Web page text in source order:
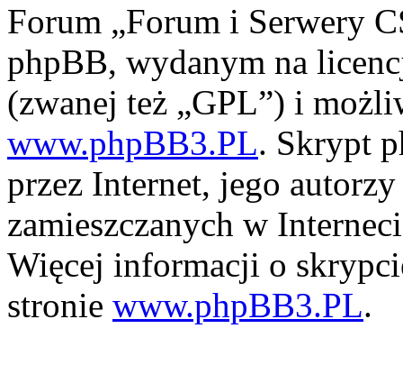
Forum „Forum i Serwery
phpBB, wydanym na
(zwanej też „GPL”) i
www.phpBB3.PL. Skrypt
przez Internet, jego
zamieszczanych w
Więcej informacji o
stronie www.phpBB3.PL.